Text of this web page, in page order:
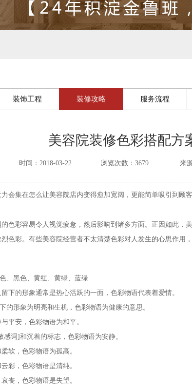
装饰工程 装修攻略 服务流程
美容院装修色彩搭配方
时间：2018-03-22 浏览次数：3679 来
集在怎么让美容院店内变得愈加宽阔，更能简单吸引到顾
彩容易令人视觉疲惫，然后影响到诸多方面。正因如此，
色彩。有些美容院经营者不太清楚色彩对人发生的心思作用
黑色、黄红、黄绿、蓝绿
的形象通常是热心活跃的一面，色彩物语代表着爱情。
形象为明亮和生机，色彩物语为健康的意思。
安，色彩物语为和平。
词]和沉着的标志，色彩物语为安静。
软，色彩物语为孤高。
彩，色彩物语是清纯。
丧，色彩物语是失望。